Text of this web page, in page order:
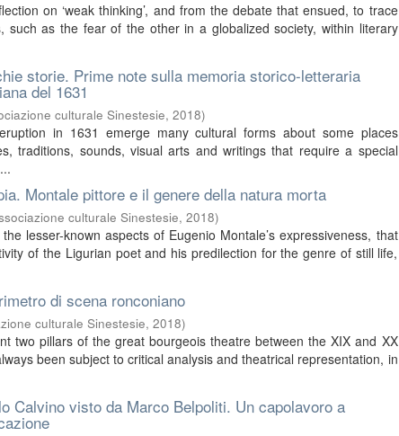
on ‘weak thinking’, and from the debate that ensued, to trace
such as the fear of the other in a globalized society, within literary
storie. Prime note sulla memoria storico-letteraria
del 1631
culturale Sinestesie,2018)
in 1631 emerge many cultural forms about some places
traditions, sounds, visual arts and writings that require a special
Montale pittore e il genere della natura morta
culturale Sinestesie,2018)
lesser-known aspects of Eugenio Montale’s expressiveness, that
of the Ligurian poet and his predilection for the genre of still life,
di scena ronconiano
culturale Sinestesie,2018)
two pillars of the great bourgeois theatre between the XIX and XX
been subject to critical analysis and theatrical representation, in
Calvino visto da Marco Belpoliti. Un capolavoro a